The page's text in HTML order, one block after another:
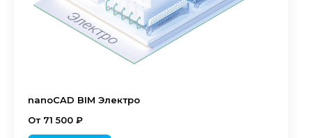
nanoCAD BIM Электро
От 71 500 ₽